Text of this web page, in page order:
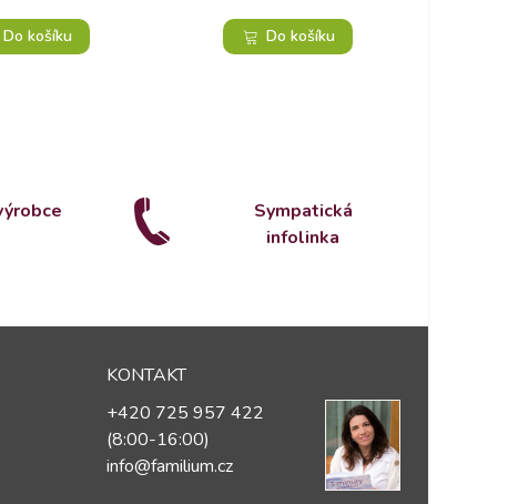
Do košíku Do košíku
Sympatická
infolinka
KONTAKT
+420 725 957 422
(8:00-16:00)
info@familium.cz